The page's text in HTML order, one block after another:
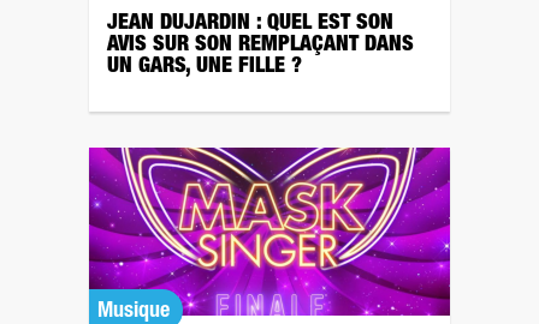
JEAN DUJARDIN : QUEL EST SON
AVIS SUR SON REMPLAÇANT DANS
UN GARS, UNE FILLE ?
Musique